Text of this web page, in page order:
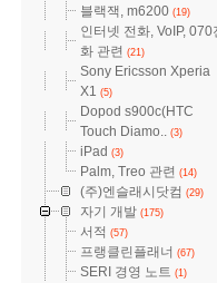
블랙잭, m6200 (19)
인터넷 전화, VoIP, 070
화 관련 (21)
Sony Ericsson Xperia
X1 (5)
Dopod s900c(HTC
Touch Diamo.. (3)
iPad (3)
Palm, Treo 관련 (14)
(주)엔슬래시닷컴 (29)
자기 개발 (175)
서적 (57)
프랭클린플래너 (67)
SERI 경영 노트 (1)